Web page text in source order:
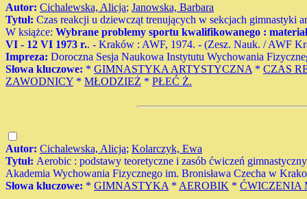
Autor: Cichalewska, Alicja; Janowska, Barbara
Tytuł: Czas reakcji u dziewcząt trenujących w sekcjach gimnastyki
W książce: Wybrane problemy sportu kwalifikowanego :
VI - 12 VI 1973 r.. - Kraków : AWF, 1974. - (Zesz. Nauk. / AWF
Impreza: Doroczna Sesja Naukowa Instytutu Wychowania
Słowa kluczowe: * GIMNASTYKA ARTYSTYCZNA * CZAS
ZAWODNICY * MŁODZIEŻ * PŁEĆ Ż.
Autor: Cichalewska, Alicja; Kolarczyk, Ewa
Tytuł: Aerobic : podstawy teoretyczne i zasób ćwiczeń
Akademia Wychowania Fizycznego im. Bronisława Czecha w
Słowa kluczowe: * GIMNASTYKA * AEROBIK * ĆWICZENIA